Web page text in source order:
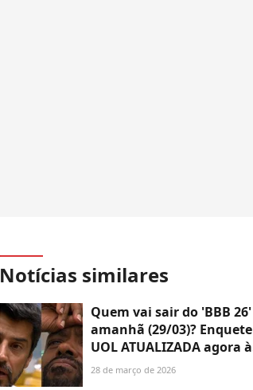
Notícias similares
Quem vai sair do 'BBB 26'
amanhã (29/03)? Enquete
UOL ATUALIZADA agora à
tarde mostra disputa
28 de março de 2026